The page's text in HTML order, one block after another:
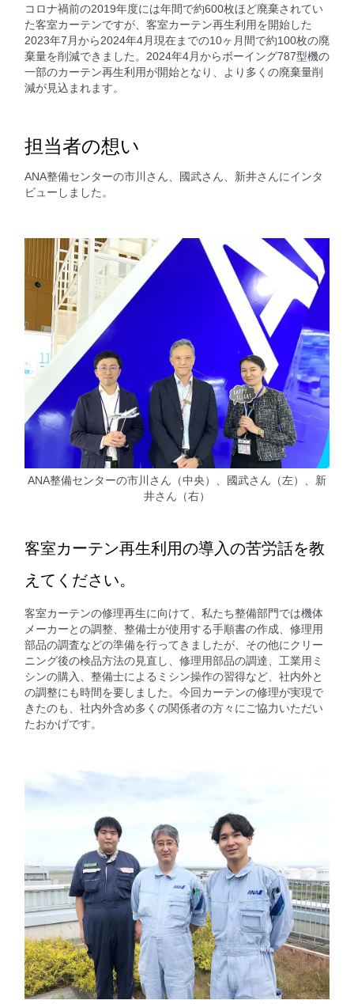
コロナ禍前の2019年度には年間で約600枚ほど廃棄されてい
た客室カーテンですが、客室カーテン再生利用を開始した
2023年7月から2024年4月現在までの10ヶ月間で約100枚の廃
棄量を削減できました。2024年4月からボーイング787型機の
一部のカーテン再生利用が開始となり、より多くの廃棄量削
減が見込まれます。
担当者の想い
ANA整備センターの市川さん、國武さん、新井さんにインタ
ビューしました。
ANA整備センターの市川さん（中央）、國武さん（左）、新
井さん（右）
客室カーテン再生利用の導入の苦労話を教
えてください。
客室カーテンの修理再生に向けて、私たち整備部門では機体
メーカーとの調整、整備士が使用する手順書の作成、修理用
部品の調査などの準備を行ってきましたが、その他に​クリー
ニング後の検品方法の見直し、修理用部品の調達、工業用ミ
シンの購入、整備士によるミシン操作の習得など、社内外と
の調整にも時間を要しました。今回カーテンの修理が実現で
きたのも、社内外含め多くの関係者の方々にご協力いただい
たおかげです。